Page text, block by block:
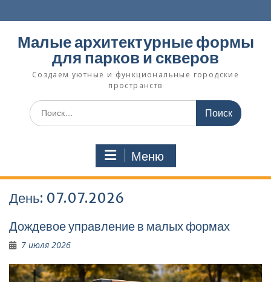
к
Малые архитектурные формы
для парков и скверов
Создаем уютные и функциональные городские
пространств
Поиск
по:
Меню
День: 07.07.2026
Дождевое управление в малых формах
7 июля 2026